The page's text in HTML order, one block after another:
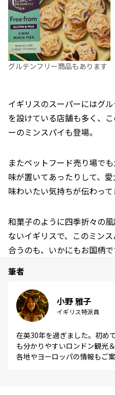
グルテンフリー商品もあります
イギリスのスーパーにはグ
を設けている店舗も多く、
ーのミンスパイも登場。
またペットフード売り場で
味が置いてあったりして、
味わいたい気持ちが伝わって
和菓子のように四季折々の
ないイギリスで、このミン
合うのも、いかにもお国柄で
筆者
小野 雅子
イギリス特派員
在英30年を過ぎました。初め
も分かりやすいロンドン観光
各地やヨーロッパの情報もご